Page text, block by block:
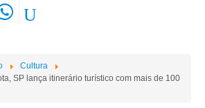
Cultura
SP lança itinerário turístico com mais de 100